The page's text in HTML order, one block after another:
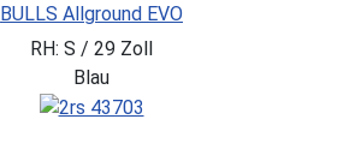
BULLS Allground EVO
RH: S / 29 Zoll
Blau